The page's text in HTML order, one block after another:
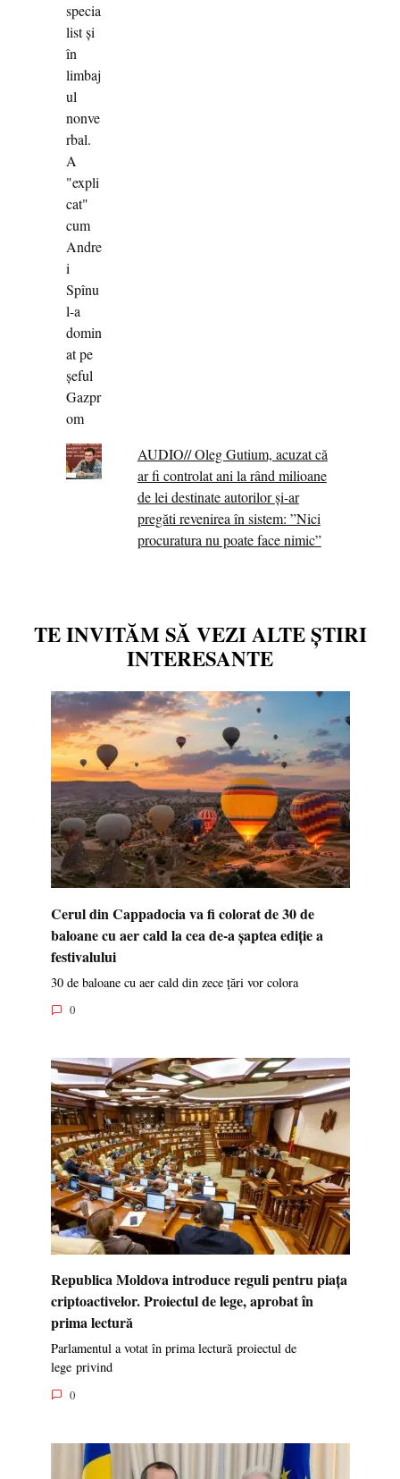
AUDIO// Oleg Gutium, acuzat că
ar fi controlat ani la rând milioane
de lei destinate autorilor și-ar
pregăti revenirea în sistem: ”Nici
procuratura nu poate face nimic”
TE INVITĂM SĂ VEZI ALTE ȘTIRI
INTERESANTE
Cerul din Cappadocia va fi colorat de 30 de
baloane cu aer cald la cea de-a șaptea ediție a
festivalului
30 de baloane cu aer cald din zece țări vor colora
0
Republica Moldova introduce reguli pentru piața
criptoactivelor. Proiectul de lege, aprobat în
prima lectură
Parlamentul a votat în prima lectură proiectul de
lege privind
0